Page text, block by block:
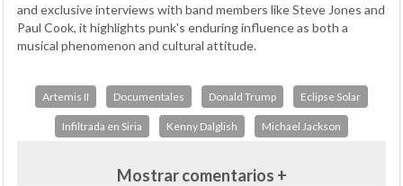
and exclusive interviews with band members like Steve Jones and
Paul Cook, it highlights punk's enduring influence as both a
musical phenomenon and cultural attitude.
Artemis II Documentales Donald Trump Eclipse Solar
Infiltrada en Siria Kenny Dalglish Michael Jackson
Mostrar comentarios +